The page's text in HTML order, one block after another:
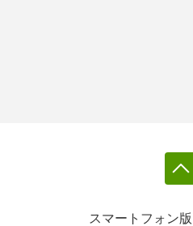
スマートフォン版